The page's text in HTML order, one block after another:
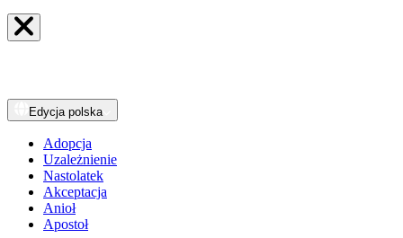
Edycja polska
Adopcja
Uzależnienie
Nastolatek
Akceptacja
Anioł
Apostoł